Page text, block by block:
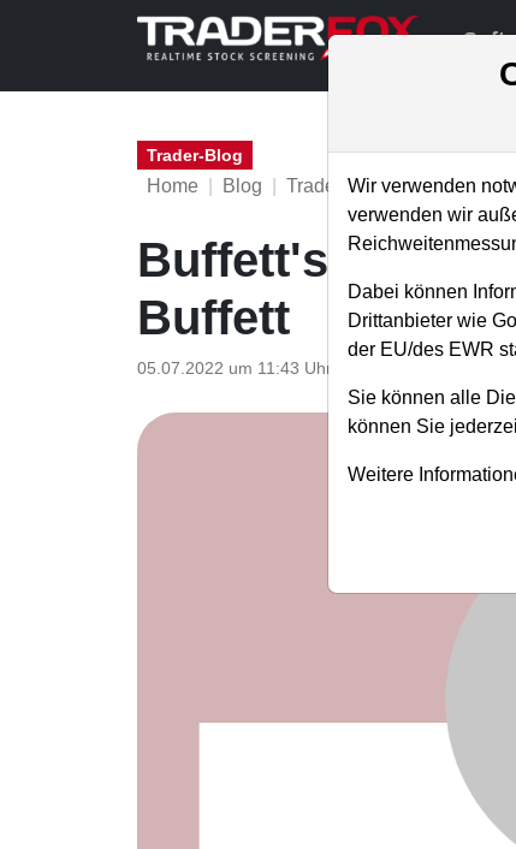
Trader-Blog
Home Blog Trader-Blog
Buffett's Alpha -
Buffett
05.07.2022 um 11:43 Uhr
Wir verwenden
verwenden wir
Dabei können
Drittanbieter wie
der EU/des EWR
Sie können alle
können Sie
Weitere